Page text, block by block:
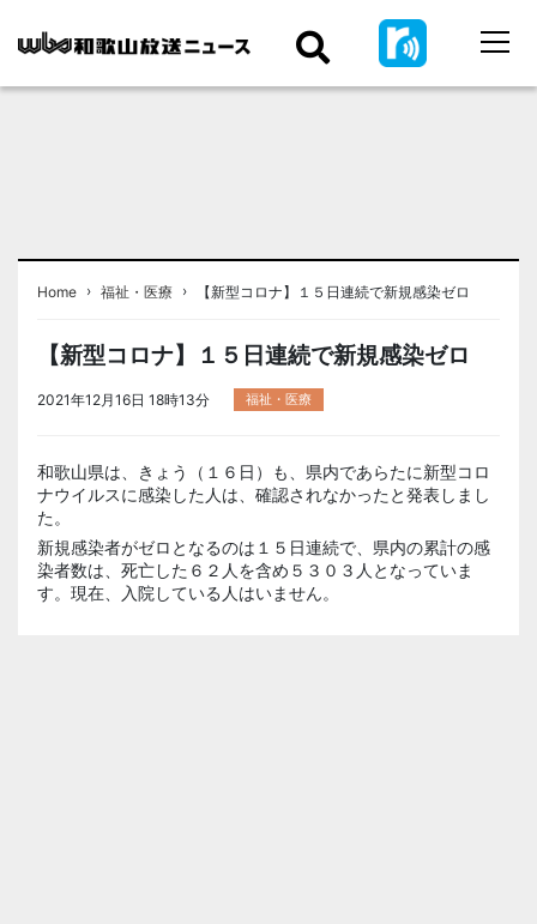
Home › 福祉・医療 › 【新型コロナ】１５日連続で新規感染ゼロ
【新型コロナ】１５日連続で新規感染ゼロ
2021年12月16日 18時13分 福祉・医療
和歌山県は、きょう（１６日）も、県内であらたに新型コロ
ナウイルスに感染した人は、確認されなかったと発表しまし
た。
新規感染者がゼロとなるのは１５日連続で、県内の累計の感
染者数は、死亡した６２人を含め５３０３人となっていま
す。現在、入院している人はいません。